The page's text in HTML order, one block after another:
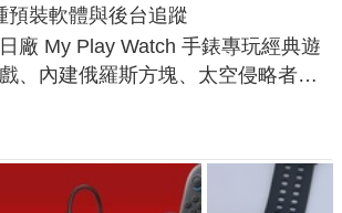
預裝軟體與後台追蹤
日廠 My Play Watch 手錶專玩經典遊
戲、內建俄羅斯方塊、太空侵略者，